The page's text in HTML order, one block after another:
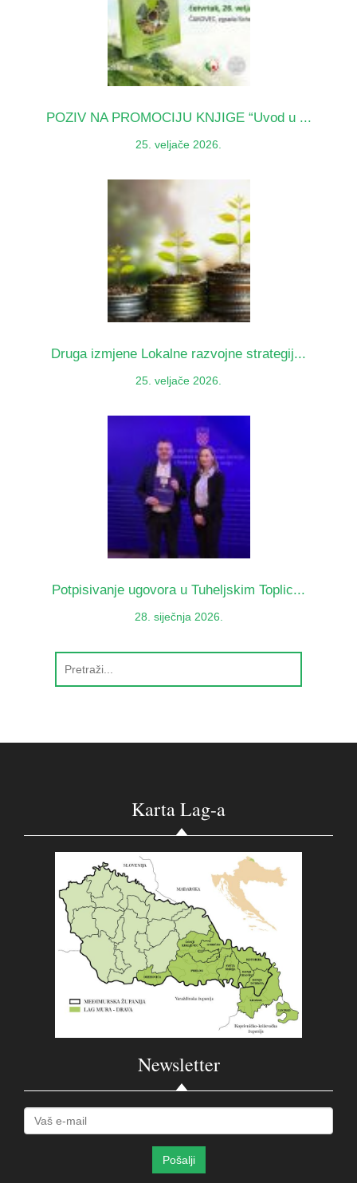
POZIV NA PROMOCIJU KNJIGE “Uvod u ...
25. veljače 2026.
Druga izmjene Lokalne razvojne strategij...
25. veljače 2026.
Potpisivanje ugovora u Tuheljskim Toplic...
28. siječnja 2026.
Karta Lag-a
Newsletter